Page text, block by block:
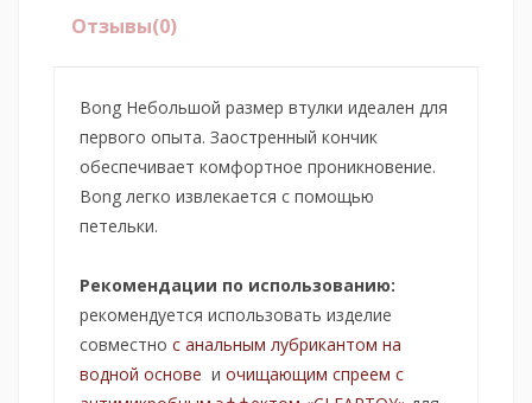
Отзывы(0)
Bong Небольшой размер втулки идеален для
первого опыта. Заостренный кончик
обеспечивает комфортное проникновение.
Bong легко извлекается с помощью
петельки.
Рекомендации по использованию:
рекомендуется использовать изделие
совместно с анальным лубрикантом на
водной основе и очищающим спреем с